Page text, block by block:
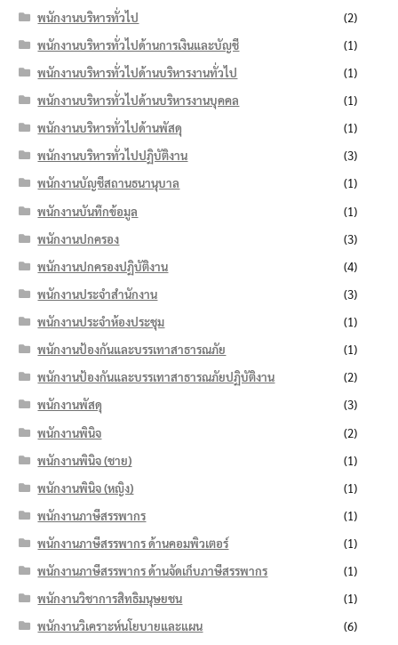
พนักงานบริหารทั่วไป
(2)
พนักงานบริหารทั่วไปด้านการเงินและบัญชี
(1)
พนักงานบริหารทั่วไปด้านบริหารงานทั่วไป
(1)
พนักงานบริหารทั่วไปด้านบริหารงานบุคคล
(1)
พนักงานบริหารทั่วไปด้านพัสดุ
(1)
พนักงานบริหารทั่วไปปฏิบัติงาน
(3)
พนักงานบัญชีสถานธนานุบาล
(1)
พนักงานบันทึกข้อมูล
(1)
พนักงานปกครอง
(3)
พนักงานปกครองปฏิบัติงาน
(4)
พนักงานประจำสำนักงาน
(3)
พนักงานประจำห้องประชุม
(1)
พนักงานป้องกันและบรรเทาสาธารณภัย
(1)
พนักงานป้องกันและบรรเทาสาธารณภัยปฏิบัติงาน
(2)
พนักงานพัสดุ
(3)
พนักงานพินิจ
(2)
พนักงานพินิจ (ชาย)
(1)
พนักงานพินิจ (หญิง)
(1)
พนักงานภาษีสรรพากร
(1)
พนักงานภาษีสรรพากร ด้านคอมพิวเตอร์
(1)
พนักงานภาษีสรรพากร ด้านจัดเก็บภาษีสรรพากร
(1)
พนักงานวิชาการสิทธิมนุษยชน
(1)
พนักงานวิเคราะห์นโยบายและแผน
(6)